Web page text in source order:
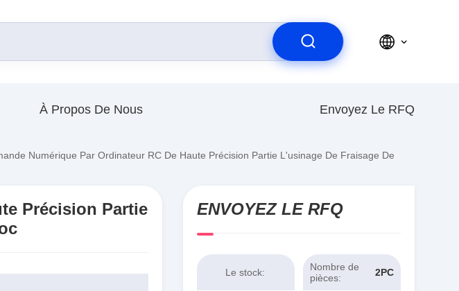
À Propos De Nous Envoyez Le RFQ
Numérique Par Ordinateur RC De Haute Précision Partie L'usinage De Fraisage De
Précision Partie
ENVOYEZ LE RFQ
Le stock:
Nombre de
pièces:
2PCS